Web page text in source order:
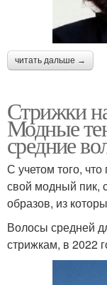
читать дальше →
Стрижки
Модные
средние
С учетом того,
свой модный пик,
образов, из
Волосы средней
стрижкам, в 2022